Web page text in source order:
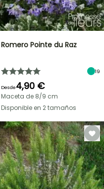
Romero Pointe du Raz
19
Desde4,90 €
Maceta de 8/9 cm
Disponible en 2 tamaños